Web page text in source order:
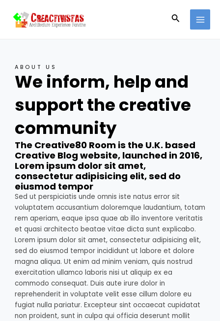
contenido
Buscar
ABOUT US
We inform, help and
support the creative
community
The Creative80 Room is the U.K. based
Creative Blog website, launched in 2016,
Lorem ipsum dolor sit amet,
consectetur adipisicing elit, sed do
eiusmod tempor
Sed ut perspiciatis unde omnis iste natus error sit
voluptatem accusantium doloremque laudantium, totam
rem aperiam, eaque ipsa quae ab illo inventore veritatis
et quasi architecto beatae vitae dicta sunt explicabo.
Lorem ipsum dolor sit amet, consectetur adipisicing elit,
sed do eiusmod tempor incididunt ut labore et dolore
magna aliqua. Ut enim ad minim veniam, quis nostrud
exercitation ullamco laboris nisi ut aliquip ex ea
commodo consequat. Duis aute irure dolor in
reprehenderit in voluptate velit esse cillum dolore eu
fugiat nulla pariatur. Excepteur sint occaecat cupidatat
non proident, sunt in culpa qui officia deserunt mollit